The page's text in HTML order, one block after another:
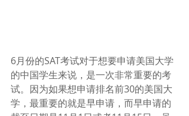
6月份的SAT考试对于想要申请美国大学
的中国学生来说，是一次非常重要的考
试。因为如果想申请排名前30的美国大
学，最重要的就是早申请，而早申请的